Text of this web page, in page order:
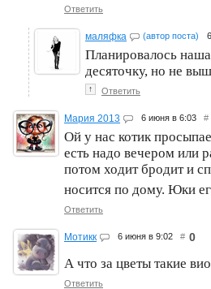
Ответить
маляфка (автор поста)
Планировалось
десяточку, но не
↑ Ответить
Мария 2013 6 июня в 6:03 #
Ой у нас котик
есть надо вечером или
потом ходит бродит и
носится по дому. Юки
Ответить
Мотикк 6 июня в 9:02 # 0
А что за цветы такие
Ответить